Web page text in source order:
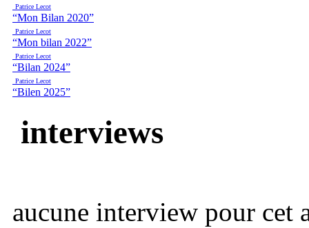
Patrice Lecot
“Mon Bilan 2020”
Patrice Lecot
“Mon bilan 2022”
Patrice Lecot
“Bilan 2024”
Patrice Lecot
“Bilen 2025”
interviews
aucune interview pour cet